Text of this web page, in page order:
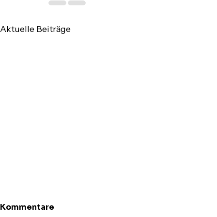
Aktuelle Beiträge
Kommentare